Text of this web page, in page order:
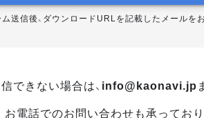
送信後、ダウンロードURLを記載したメールを
できない場合は、 info@kaonavi.jp
お電話でのお問い合わせも承っており